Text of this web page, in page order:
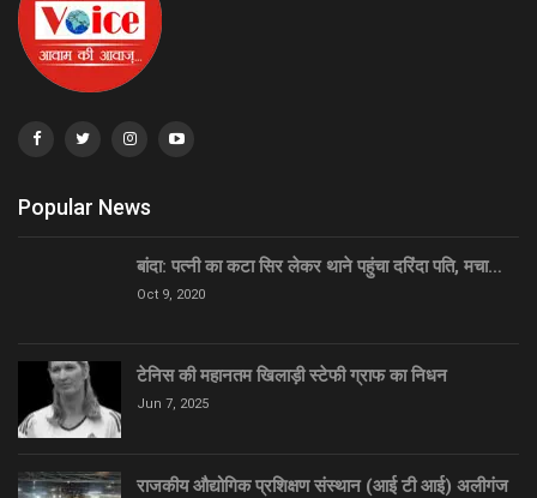
Popular News
बांदा: पत्नी का कटा सिर लेकर थाने पहुंचा दरिंदा पति, मचा…
Oct 9, 2020
टेनिस की महानतम खिलाड़ी स्टेफी ग्राफ का निधन
Jun 7, 2025
राजकीय औद्योगिक प्रशिक्षण संस्थान (आई टी आई) अलीगंज